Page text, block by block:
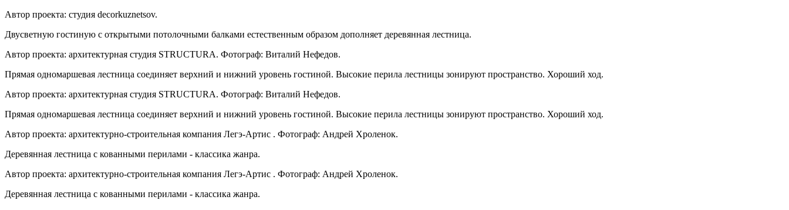
Автор проекта: студия decorkuznetsov.
Двусветную гостиную с открытыми потолочными балками естественным образом дополняет деревянная лестница.
Автор проекта: архитектурная студия STRUCTURA. Фотограф: Виталий Нефедов.
Прямая одномаршевая лестница соединяет верхний и нижний уровень гостиной. Высокие перила лестницы зонируют пространство. Хороший ход.
Автор проекта: архитектурная студия STRUCTURA. Фотограф: Виталий Нефедов.
Прямая одномаршевая лестница соединяет верхний и нижний уровень гостиной. Высокие перила лестницы зонируют пространство. Хороший ход.
Автор проекта: архитектурно-строительная компания Легэ-Артис . Фотограф: Андрей Хроленок.
Деревянная лестница с кованными перилами - классика жанра.
Автор проекта: архитектурно-строительная компания Легэ-Артис . Фотограф: Андрей Хроленок.
Деревянная лестница с кованными перилами - классика жанра.